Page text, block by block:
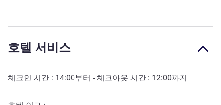
호텔 서비스
체크인 시간 : 14:00부터 - 체크아웃 시간 : 12:00까지